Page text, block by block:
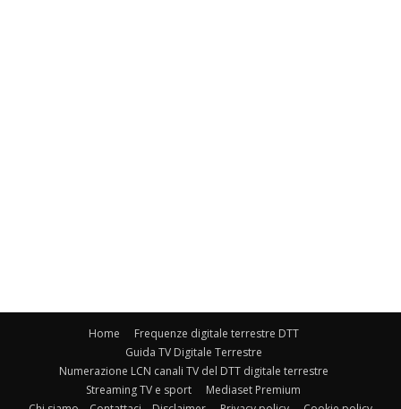
Home
Frequenze digitale terrestre DTT
Guida TV Digitale Terrestre
Numerazione LCN canali TV del DTT digitale terrestre
Streaming TV e sport
Mediaset Premium